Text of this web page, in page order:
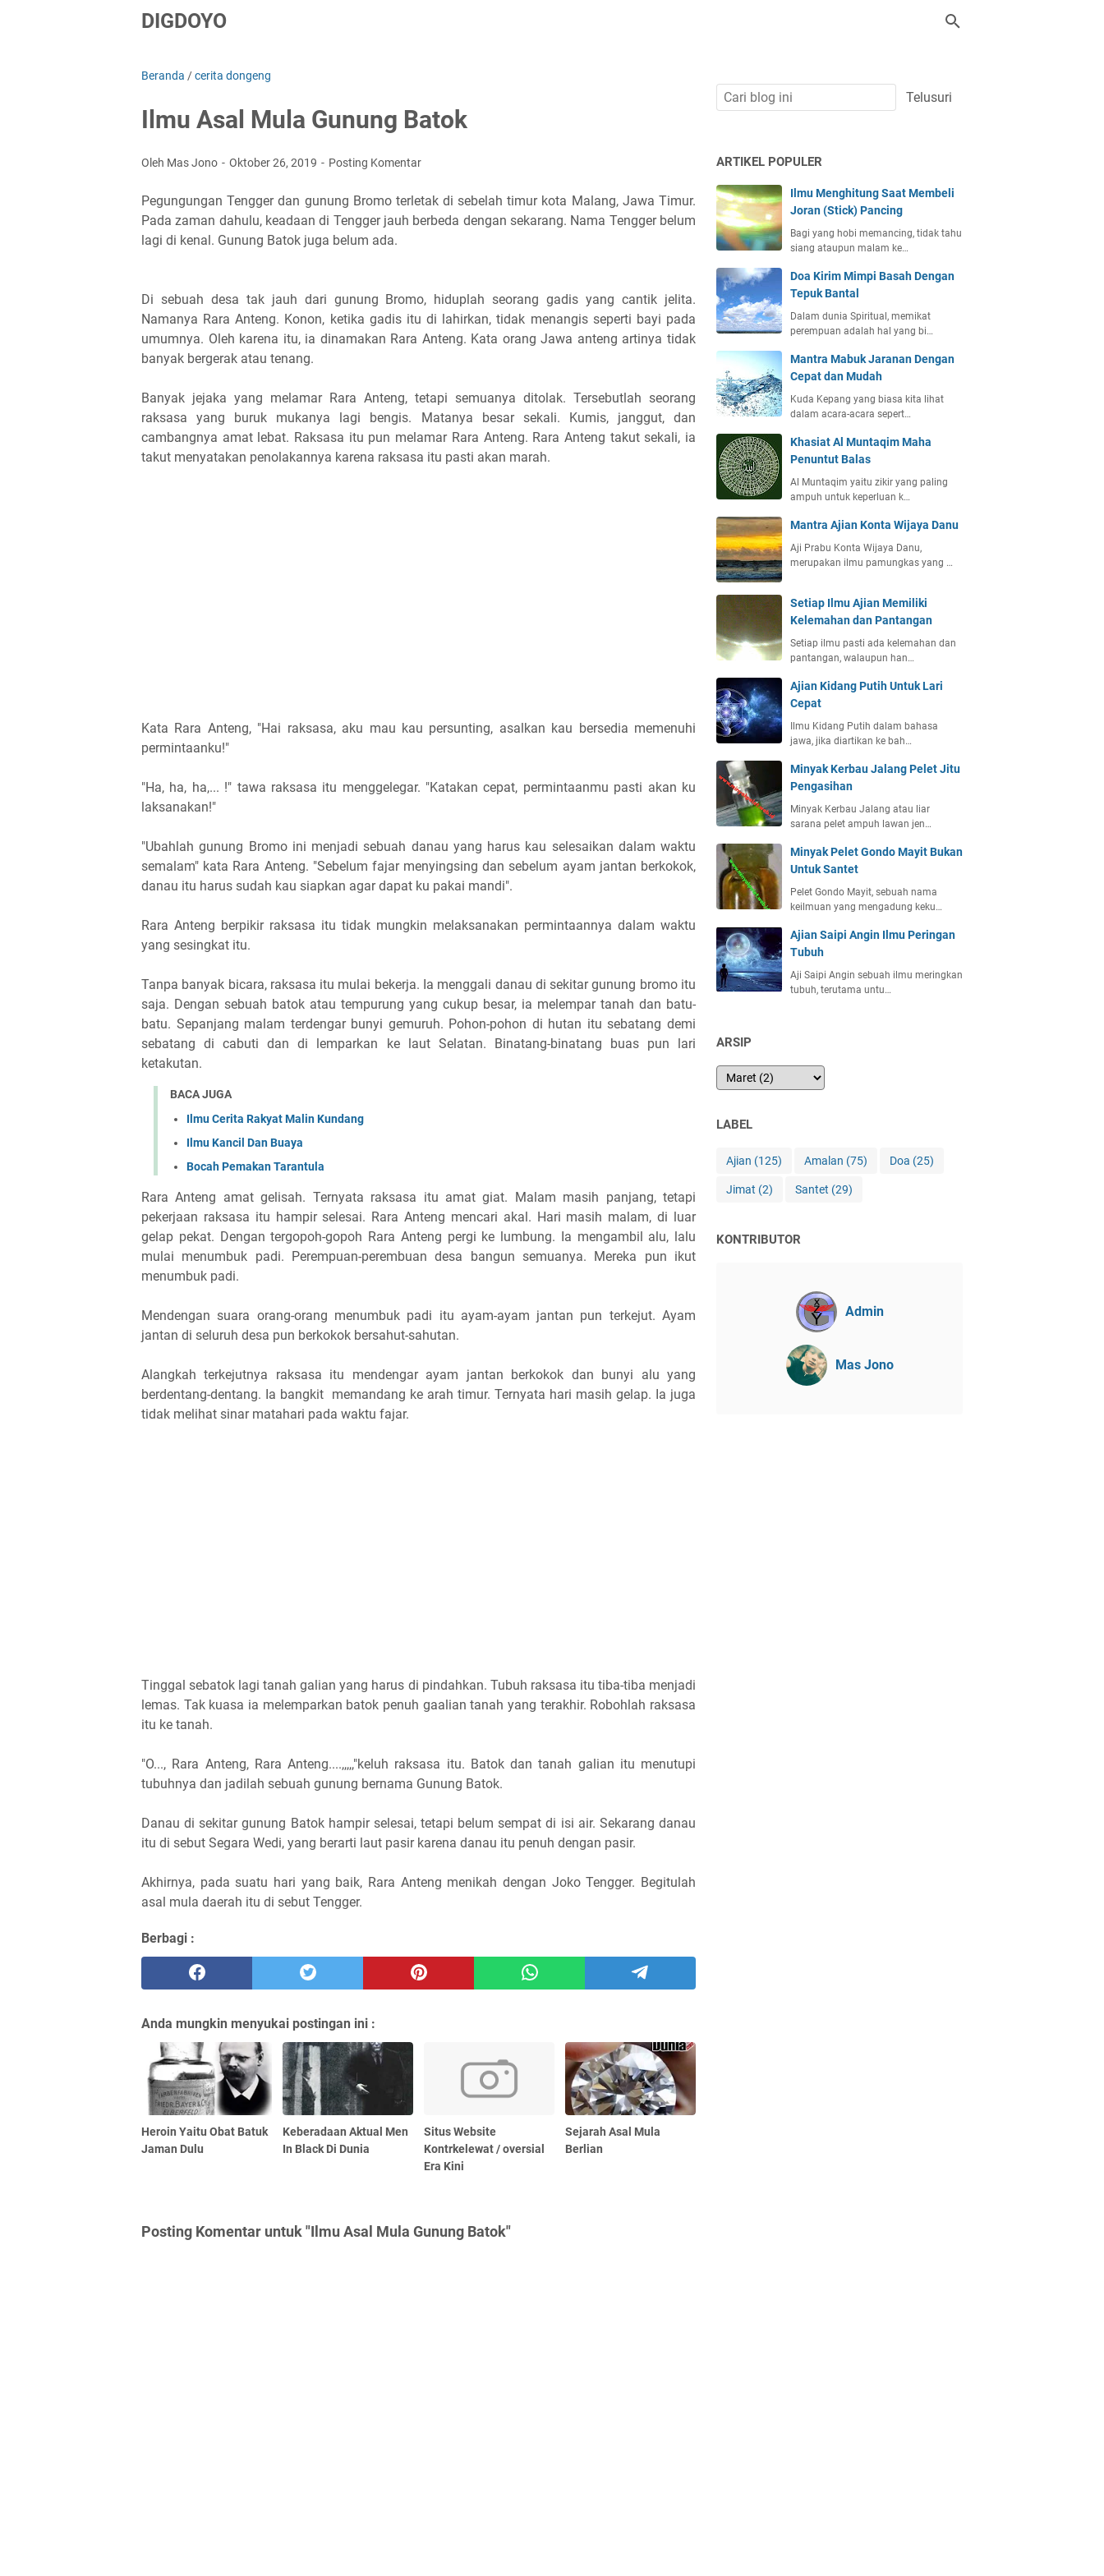
DIGDOYO
Beranda /cerita dongeng
Ilmu Asal Mula Gunung Batok
Oleh Mas Jono Oktober 26, 2019 Posting Komentar
Pegungungan Tengger dan gunung Bromo terletak di sebelah timur kota Malang, Jawa Timur.
Pada zaman dahulu, keadaan di Tengger jauh berbeda dengan sekarang. Nama Tengger belum
lagi di kenal. Gunung Batok juga belum ada.
Di sebuah desa tak jauh dari gunung Bromo, hiduplah seorang gadis yang cantik jelita.
Namanya Rara Anteng. Konon, ketika gadis itu di lahirkan, tidak menangis seperti bayi pada
umumnya. Oleh karena itu, ia dinamakan Rara Anteng. Kata orang Jawa anteng artinya tidak
banyak bergerak atau tenang.
Banyak jejaka yang melamar Rara Anteng, tetapi semuanya ditolak. Tersebutlah seorang
raksasa yang buruk mukanya lagi bengis. Matanya besar sekali. Kumis, janggut, dan
cambangnya amat lebat. Raksasa itu pun melamar Rara Anteng. Rara Anteng takut sekali, ia
takut menyatakan penolakannya karena raksasa itu pasti akan marah.
Kata Rara Anteng, "Hai raksasa, aku mau kau persunting, asalkan kau bersedia memenuhi
permintaanku!"
"Ha, ha, ha,... !" tawa raksasa itu menggelegar. "Katakan cepat, permintaanmu pasti akan ku
laksanakan!"
"Ubahlah gunung Bromo ini menjadi sebuah danau yang harus kau selesaikan dalam waktu
semalam" kata Rara Anteng. "Sebelum fajar menyingsing dan sebelum ayam jantan berkokok,
danau itu harus sudah kau siapkan agar dapat ku pakai mandi".
Rara Anteng berpikir raksasa itu tidak mungkin melaksanakan permintaannya dalam waktu
yang sesingkat itu.
Tanpa banyak bicara, raksasa itu mulai bekerja. Ia menggali danau di sekitar gunung bromo itu
saja. Dengan sebuah batok atau tempurung yang cukup besar, ia melempar tanah dan batu-
batu. Sepanjang malam terdengar bunyi gemuruh. Pohon-pohon di hutan itu sebatang demi
sebatang di cabuti dan di lemparkan ke laut Selatan. Binatang-binatang buas pun lari
ketakutan.
BACA JUGA
Ilmu Cerita Rakyat Malin Kundang
Ilmu Kancil Dan Buaya
Bocah Pemakan Tarantula
Rara Anteng amat gelisah. Ternyata raksasa itu amat giat. Malam masih panjang, tetapi
pekerjaan raksasa itu hampir selesai. Rara Anteng mencari akal. Hari masih malam, di luar
gelap pekat. Dengan tergopoh-gopoh Rara Anteng pergi ke lumbung. Ia mengambil alu, lalu
mulai menumbuk padi. Perempuan-perembuan desa bangun semuanya. Mereka pun ikut
menumbuk padi.
Mendengan suara orang-orang menumbuk padi itu ayam-ayam jantan pun terkejut. Ayam
jantan di seluruh desa pun berkokok bersahut-sahutan.
Alangkah terkejutnya raksasa itu mendengar ayam jantan berkokok dan bunyi alu yang
berdentang-dentang. Ia bangkit memandang ke arah timur. Ternyata hari masih gelap. Ia juga
tidak melihat sinar matahari pada waktu fajar.
Tinggal sebatok lagi tanah galian yang harus di pindahkan. Tubuh raksasa itu tiba-tiba menjadi
lemas. Tak kuasa ia melemparkan batok penuh gaalian tanah yang terakhir. Robohlah raksasa
itu ke tanah.
"O..., Rara Anteng, Rara Anteng....,,,,,"keluh raksasa itu. Batok dan tanah galian itu menutupi
tubuhnya dan jadilah sebuah gunung bernama Gunung Batok.
Danau di sekitar gunung Batok hampir selesai, tetapi belum sempat di isi air. Sekarang danau
itu di sebut Segara Wedi, yang berarti laut pasir karena danau itu penuh dengan pasir.
Akhirnya, pada suatu hari yang baik, Rara Anteng menikah dengan Joko Tengger. Begitulah
asal mula daerah itu di sebut Tengger.
Berbagi :
Anda mungkin menyukai postingan ini :
Heroin Yaitu Obat Batuk
Jaman Dulu
Keberadaan Aktual Men
In Black Di Dunia
Situs Website
Kontrkelewat / oversial
Era Kini
Sejarah Asal Mula
Berlian
Posting Komentar untuk "Ilmu Asal Mula Gunung Batok"
ARTIKEL POPULER
Ilmu Menghitung Saat Membeli
Joran (Stick) Pancing
Bagi yang hobi memancing, tidak tahu
siang ataupun malam ke…
Doa Kirim Mimpi Basah Dengan
Tepuk Bantal
Dalam dunia Spiritual, memikat
perempuan adalah hal yang bi…
Mantra Mabuk Jaranan Dengan
Cepat dan Mudah
Kuda Kepang yang biasa kita lihat
dalam acara-acara sepert…
Khasiat Al Muntaqim Maha
Penuntut Balas
Al Muntaqim yaitu zikir yang paling
ampuh untuk keperluan k…
Mantra Ajian Konta Wijaya Danu
Aji Prabu Konta Wijaya Danu,
merupakan ilmu pamungkas yang …
Setiap Ilmu Ajian Memiliki
Kelemahan dan Pantangan
Setiap ilmu pasti ada kelemahan dan
pantangan, walaupun han…
Ajian Kidang Putih Untuk Lari
Cepat
Ilmu Kidang Putih dalam bahasa
jawa, jika diartikan ke bah…
Minyak Kerbau Jalang Pelet Jitu
Pengasihan
Minyak Kerbau Jalang atau liar
sarana pelet ampuh lawan jen…
Minyak Pelet Gondo Mayit Bukan
Untuk Santet
Pelet Gondo Mayit, sebuah nama
keilmuan yang mengadung keku…
Ajian Saipi Angin Ilmu Peringan
Tubuh
Aji Saipi Angin sebuah ilmu meringkan
tubuh, terutama untu…
ARSIP
LABEL
Ajian (125) Amalan (75) Doa (25)
Jimat (2) Santet (29)
KONTRIBUTOR
Admin
Mas Jono